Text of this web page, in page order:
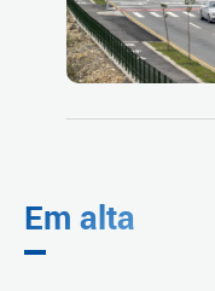
Em alta